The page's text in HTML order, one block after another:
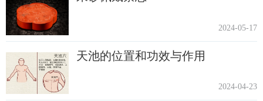
2024-05-17
天池的位置和功效与作用
2024-04-23